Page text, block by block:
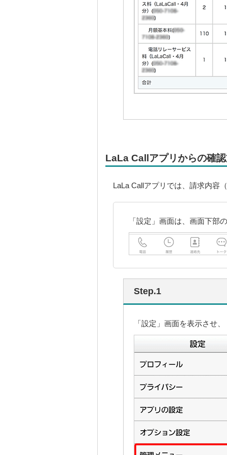
LaLa Callアプリからの確
LaLa Callアプリでは、請求内容
「設定」画面は、画面下部
Step.1
「設定」画面を表示させ、